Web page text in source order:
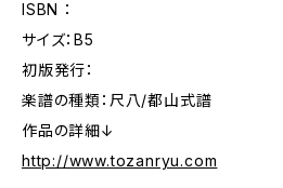
ISBN ：
サイズ：B5
初版発行：
楽譜の種類：尺八/都山式譜
作品の詳細↓
http://www.tozanryu.com